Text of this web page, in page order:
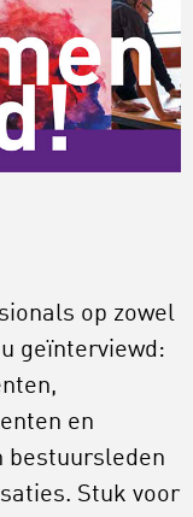
op zowel
geïnterviewd:
en
bestuursleden
Stuk voor